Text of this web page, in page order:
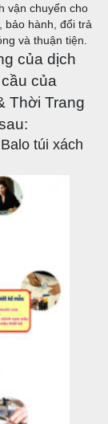
vận chuyển cho
bảo hành, đổi trả
và thuận tiện.
của dịch
của
Thời Trang
túi xách